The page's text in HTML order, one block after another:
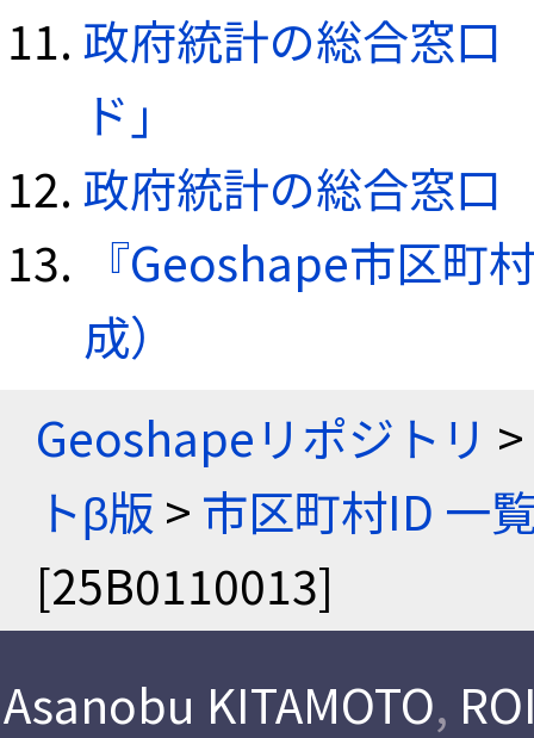
政府統計の総合窓口
ド」
政府統計の総合窓口
『Geoshape市区町
成）
Geoshapeリポジトリ >
トβ版 > 市区町村ID 一
[25B0110013]
Asanobu KITAMOTO,